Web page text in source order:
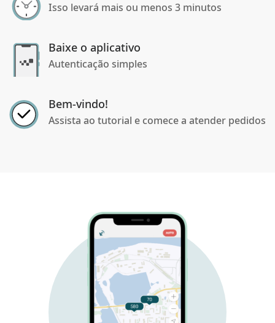
Isso levará mais ou menos 3 minutos
Baixe o aplicativo
Autenticação simples
Bem-vindo!
Assista ao tutorial e comece a atender pedidos